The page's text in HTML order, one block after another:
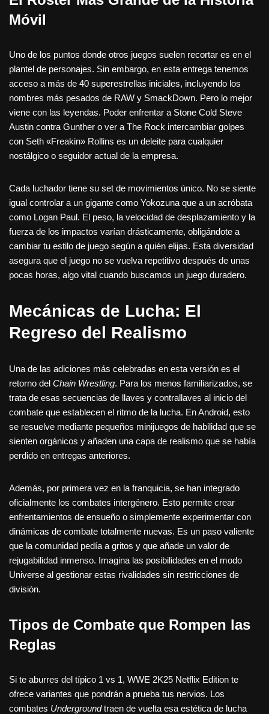
Móvil
Uno de los puntos donde otros juegos suelen recortar es en el
plantel de personajes. Sin embargo, en esta entrega tenemos
acceso a más de 40 superestrellas iniciales, incluyendo los
nombres más pesados de RAW y SmackDown. Pero lo mejor
viene con las leyendas. Poder enfrentar a Stone Cold Steve
Austin contra Gunther o ver a The Rock intercambiar golpes
con Seth «Freakin» Rollins es un deleite para cualquier
nostálgico o seguidor actual de la empresa.
Cada luchador tiene su set de movimientos único. No se siente
igual controlar a un gigante como Yokozuna que a un acróbata
como Logan Paul. El peso, la velocidad de desplazamiento y la
fuerza de los impactos varían drásticamente, obligándote a
cambiar tu estilo de juego según a quién elijas. Esta diversidad
asegura que el juego no se vuelva repetitivo después de unas
pocas horas, algo vital cuando buscamos un juego duradero.
Mecánicas de Lucha: El
Regreso del Realismo
Una de las adiciones más celebradas en esta versión es el
retorno del Chain Wrestling. Para los menos familiarizados, se
trata de esas secuencias de llaves y contrallaves al inicio del
combate que establecen el ritmo de la lucha. En Android, esto
se resuelve mediante pequeños minijuegos de habilidad que se
sienten orgánicos y añaden una capa de realismo que se había
perdido en entregas anteriores.
Además, por primera vez en la franquicia, se han integrado
oficialmente los combates intergénero. Esto permite crear
enfrentamientos de ensueño o simplemente experimentar con
dinámicas de combate totalmente nuevas. Es un paso valiente
que la comunidad pedía a gritos y que añade un valor de
rejugabilidad inmenso. Imagina las posibilidades en el modo
Universe al gestionar estas rivalidades sin restricciones de
división.
Tipos de Combate que Rompen las
Reglas
Si te aburres del típico 1 vs 1, WWE 2K25 Netflix Edition te
ofrece variantes que pondrán a prueba tus nervios. Los
combates Undergroundtraen de vuelta esa estética de lucha